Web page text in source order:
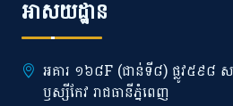
អាសយដ្ឋាន
អគារ ១៦៨F (ជាន់ទី៨) ផ្លូវ៥៩៨ ស
ឫស្សីកែវ រាជធានីភ្នំពេញ